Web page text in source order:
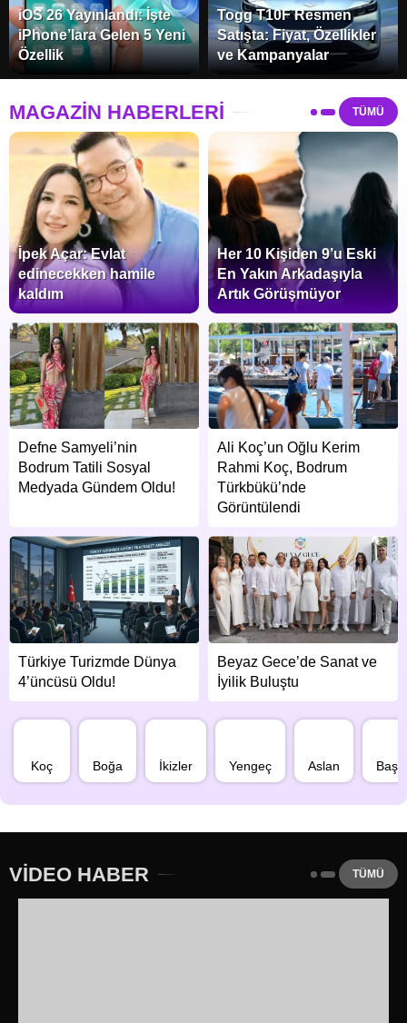
iOS 26 Yayınlandı: İşte
iPhone’lara Gelen 5 Yeni
Özellik
Togg T10F Resmen
Satışta: Fiyat, Özellikler
ve Kampanyalar
MAGAZİN HABERLERİ TÜMÜ
İpek Açar: Evlat
edinecekken hamile
kaldım
Her 10 Kişiden 9’u Eski
En Yakın Arkadaşıyla
Artık Görüşmüyor
Defne Samyeli’nin
Bodrum Tatili Sosyal
Medyada Gündem Oldu!
Ali Koç’un Oğlu Kerim
Rahmi Koç, Bodrum
Türkbükü’nde
Görüntülendi
Türkiye Turizmde Dünya
4’üncüsü Oldu!
Beyaz Gece’de Sanat ve
İyilik Buluştu
Koç Boğa İkizler Yengeç Aslan
VİDEO HABER TÜMÜ